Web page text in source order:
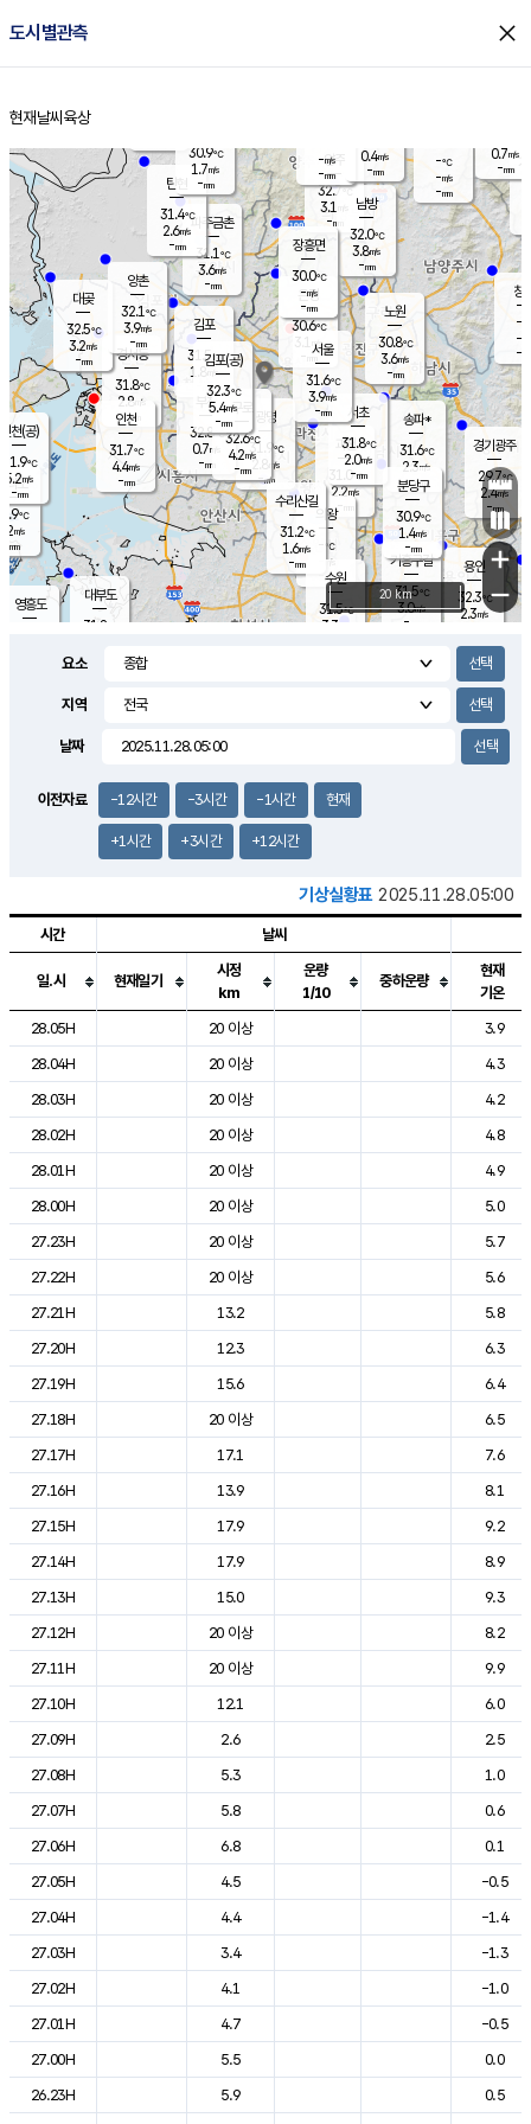
도시별관측 close
홈
현재날씨 육상
의도
℃
m/s
mm
영흥도
양주
32.7℃
3.1
-mm
과천
31.0℃
2.2m/s
- mm
용인
32.3℃
2.3m/s
경기광주
29.7℃
2.4m/s
-mm
3.2m/s
대부도
31.8
경서동
31.8℃
2.8 m/s
-mm
파주금촌
31.1℃
3.6m/s
-mm
-℃
-m/s
-mm
대곶
32.5℃
3.2m/s
-mm
창
-
-m/
-
탄현
31.4℃
2.6m/s
-mm
0.7m/s
-mm
의왕
- ℃
m/s
mm
김포
31.5℃
1.8 m/s
mm
광명
31.9 ℃
2.8 m/s
-mm
부천
32.8℃
0.7m/s
-mm
양촌
32.1℃
3.9m/s
-mm
구로
32.6℃
4.2m/s
-mm
은평
30.6℃
3.1 m/s
- mm
노원
30.8℃
3.6m/s
-mm
송파*
31.6℃
2.3m/s
-mm
서초
31.8℃
2.0m/s
-mm
남방
32.0℃
3.8m/s
-mm
기흥구갈
31.5℃
3.0m/s
-
수리산길
31.2℃
1.6m/s
-mm
분당구
30.9℃
1.4m/s
-mm
장흥면
30.0℃
-m/s
-mm
-m/s
-mm
인천(공)
31.9℃
5.2m/s
-mm
김포(공)
32.3℃
5.4m/s
-mm
수원
31.5℃
3.3 m/s
인천
31.7℃
4.4m/s
-mm
서울
31.6℃
3.9m/s
-mm
30.9℃
1.7m/s
-mm
0.4m/s
-mm
+
−
20 km
요소
지역
날짜
이전자료 -12시간 -3시간 -1시간 현재
+1시간 +3시간 +12시간
기상실황표 2025.11.28.05:00
도시별 기상실황표로 지점, 날씨, 기온, 강수, 바람, 기압등을 안내한 표입
시간 날씨
일.시 현재일기
시정
km
운량
1/10
중하운량
현재
기온
28.05H
20 이상
3.9
28.04H
20 이상
4.3
28.03H
20 이상
4.2
28.02H
20 이상
4.8
28.01H
20 이상
4.9
28.00H
20 이상
5.0
27.23H
20 이상
5.7
27.22H
20 이상
5.6
27.21H
13.2
5.8
27.20H
12.3
6.3
27.19H
15.6
6.4
27.18H
20 이상
6.5
27.17H
17.1
7.6
27.16H
13.9
8.1
27.15H
17.9
9.2
27.14H
17.9
8.9
27.13H
15.0
9.3
27.12H
20 이상
8.2
27.11H
20 이상
9.9
27.10H
12.1
6.0
27.09H
2.6
2.5
27.08H
5.3
1.0
27.07H
5.8
0.6
27.06H
6.8
0.1
27.05H
4.5
-0.5
27.04H
4.4
-1.4
27.03H
3.4
-1.3
27.02H
4.1
-1.0
27.01H
4.7
-0.5
27.00H
5.5
0.0
26.23H
5.9
0.5